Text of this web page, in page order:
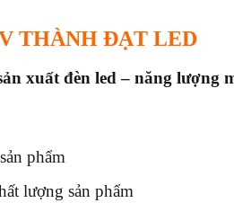
THÀNH ĐẠT LED
xuất đèn led – năng lượng
phẩm
lượng sản phẩm